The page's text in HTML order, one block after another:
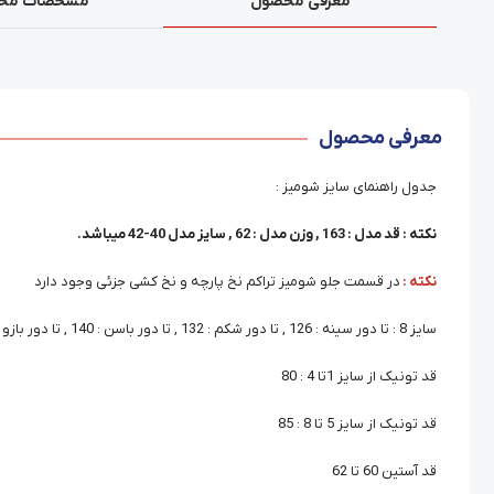
معرفی محصول
جدول راهنمای سایز شومیز :
نکته : قد مدل : 163 , وزن مدل : 62 , سایز مدل 40-42 میباشد.
نکته : در قسمت جلو شومیز تراکم نخ پارچه و نخ کشی جزئی وجود دارد
سایز 8 : تا دور سینه : 126 , تا دور شکم : 132 , تا دور باسن : 140 , تا دور بازو : 44
قد تونیک از سایز 1تا 4 : 80
قد تونیک از سایز 5 تا 8 : 85
قد آستین 60 تا 62